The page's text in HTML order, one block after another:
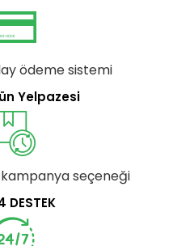
ödeme sistemi
Yelpazesi
seçeneği
DESTEK